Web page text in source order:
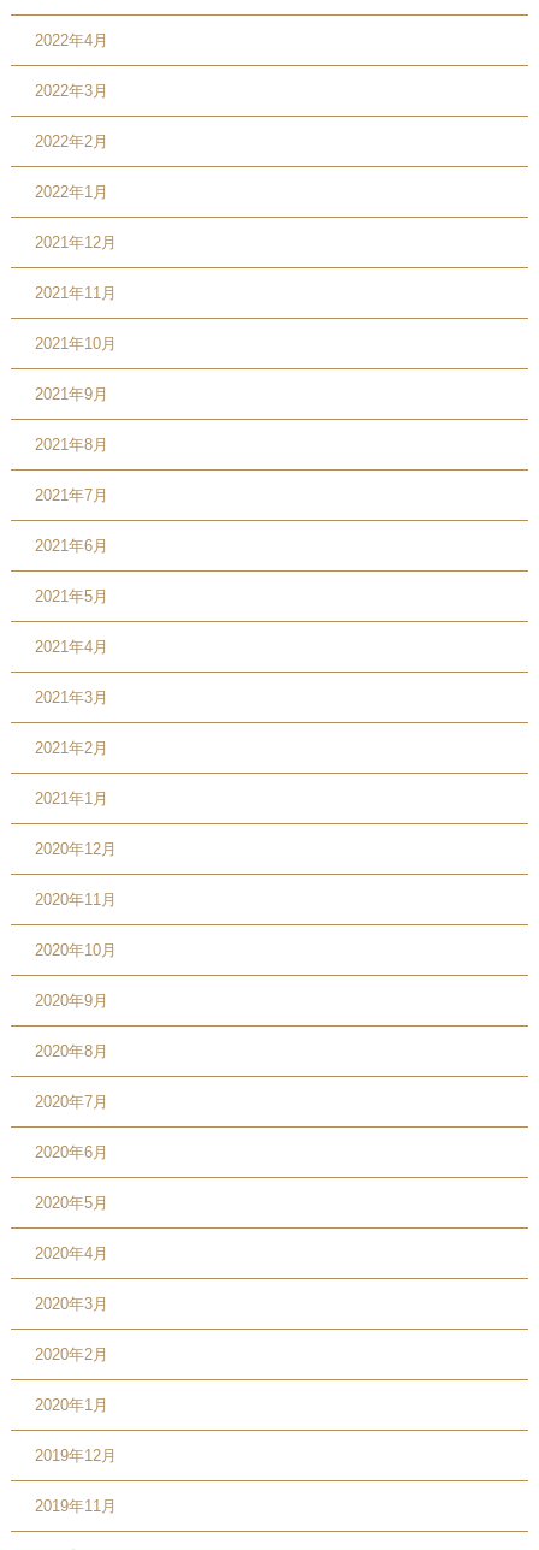
2022年4月
2022年3月
2022年2月
2022年1月
2021年12月
2021年11月
2021年10月
2021年9月
2021年8月
2021年7月
2021年6月
2021年5月
2021年4月
2021年3月
2021年2月
2021年1月
2020年12月
2020年11月
2020年10月
2020年9月
2020年8月
2020年7月
2020年6月
2020年5月
2020年4月
2020年3月
2020年2月
2020年1月
2019年12月
2019年11月